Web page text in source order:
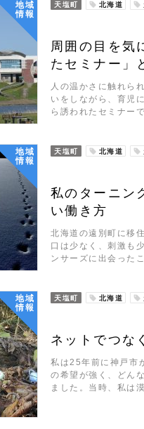
地域
情報
天塩町 北海道
周囲の目を気
たセミナー」
人の温かさに触れら
いをしながら、育児
ら誘われたセミナー
地域
情報
天塩町 北海道
私のターニン
い働き方
北海道の遠別町に移
口は少なく、刺激も
ンサーズに出会った
地域
情報
天塩町 北海道
ネットでつな
私は25年前に神戸市
の希望が強く、どん
ました。当時、私は